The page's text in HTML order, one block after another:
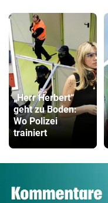
„Herr Herbert“
geht zu Boden:
Wo Polizei
trainiert